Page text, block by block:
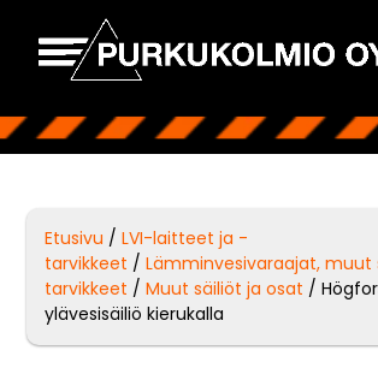
Etusivu /LVI-laitteet ja -
tarvikkeet /Lämminvesivaraajat, muut
tarvikkeet /Muut säiliöt ja osat /
ylävesisäiliö kierukalla